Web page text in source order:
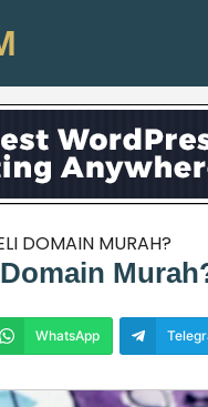
DOMAIN MURAH?
WhatsApp